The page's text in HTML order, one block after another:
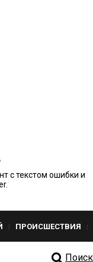
с текстом ошибки и
ПРОИСШЕСТВИЯ